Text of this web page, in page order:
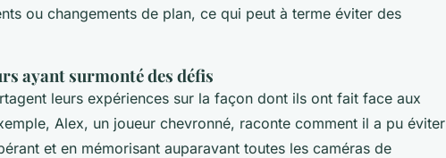
ou changements de plan, ce qui peut à terme éviter des
ayant surmonté des défis
leurs expériences sur la façon dont ils ont fait face aux
Alex, un joueur chevronné, raconte comment il a pu éviter
et en mémorisant auparavant toutes les caméras de